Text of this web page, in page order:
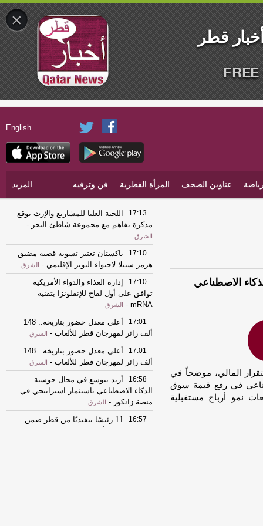
English
عناوين الصحف المرأة القطرية فن وترفيه المزيد
الاصطناعي
المالي، موضحاً في
في رفع قيمة سوق
نمو أرباح مستقبلية
17:13
اللجنة العليا للمشاريع والإرث توقع
مذكرة تفاهم مع مجموعة شاطئ البحر -
الشرق
17:10
باكستان تعتبر تسوية قضية مضيق
هرمز سبيلا لاحتواء التوتر الإقليمي - الشرق
17:10
إدارة الغذاء والدواء الأمريكية
توافق على أول لقاح للإنفلونزا بتقنية
mRNA
- الشرق
17:01
أعلى معدل حضور بتاريخه.. 148
ألف زائر لمهرجان قطر للألعاب - الشرق
17:01
أعلى معدل حضور بتاريخه.. 148
ألف زائر لمهرجان قطر للألعاب - الشرق
16:58
أريد تتوسع في مجال حوسبة
الذكاء الاصطناعي باستثمار استراتيجي في
منصة زانكور - الشرق
16:57
11 رئيسًا تنفيذيًا من قطر ضمن
×